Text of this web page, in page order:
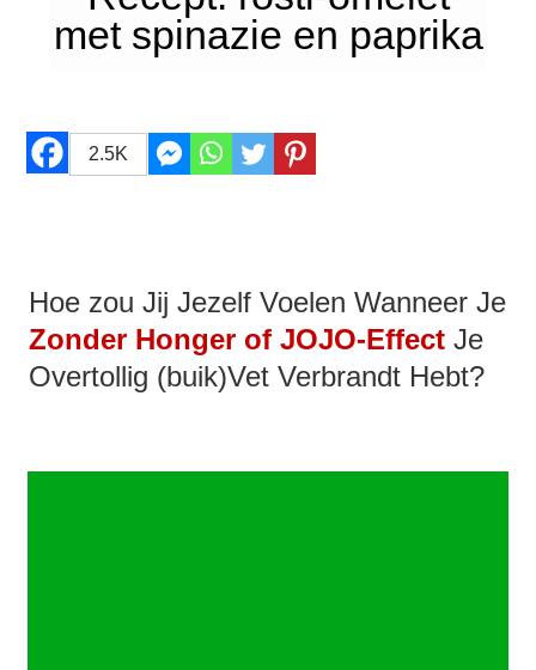
met spinazie en paprika
2.5K
Hoe zou Jij Jezelf Voelen Wanneer Je
Zonder Honger of JOJO-Effect Je
Overtollig (buik)Vet Verbrandt Hebt?